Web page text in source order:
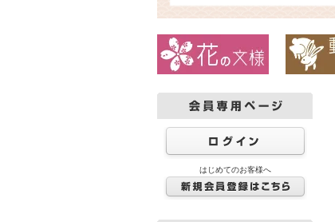
はじめてのお客様へ